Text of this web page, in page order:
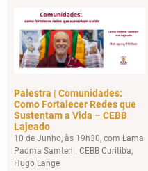
Palestra | Comunidades:
Como Fortalecer Redes que
Sustentam a Vida – CEBB
Lajeado
10 de Junho, às 19h30, com Lama
Padma Samten | CEBB Curitiba,
Hugo Lange